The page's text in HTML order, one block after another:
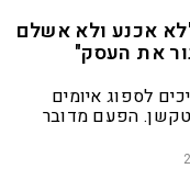
אכנע ולא אשלם
את העסק"
לספוג איומים
הפעם מדובר
בנזין על שער העסק.
ונחישות: "לא נשלם גם